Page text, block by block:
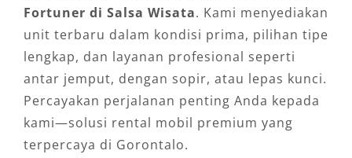
Fortuner di Salsa Wisata. Kami menyediakan
unit terbaru dalam kondisi prima, pilihan tipe
lengkap, dan layanan profesional seperti
antar jemput, dengan sopir, atau lepas kunci.
Percayakan perjalanan penting Anda kepada
kami—solusi rental mobil premium yang
terpercaya di Gorontalo.